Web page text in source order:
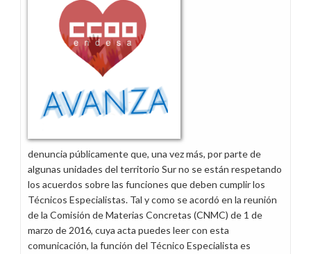
denuncia públicamente que, una vez más, por parte de
algunas unidades del territorio Sur no se están respetando
los acuerdos sobre las funciones que deben cumplir los
Técnicos Especialistas. Tal y como se acordó en la reunión
de la Comisión de Materias Concretas (CNMC) de 1 de
marzo de 2016, cuya acta puedes leer con esta
comunicación, la función del Técnico Especialista es